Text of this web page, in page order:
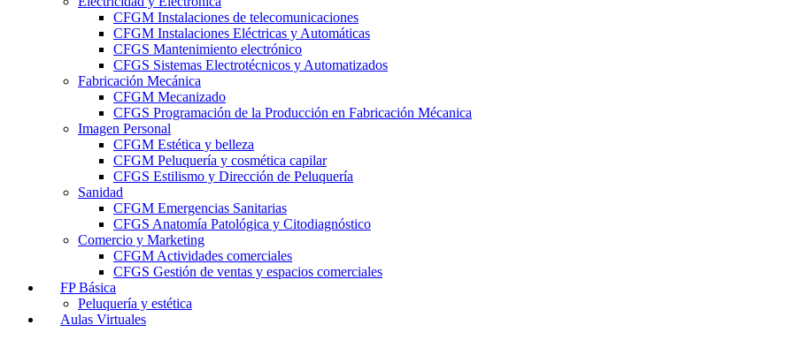
CFGM Instalaciones de telecomunicaciones
CFGM Instalaciones Eléctricas y Automáticas
CFGS Mantenimiento electrónico
CFGS Sistemas Electrotécnicos y Automatizados
Fabricación Mecánica
CFGM Mecanizado
CFGS Programación de la Producción en Fabricación Mécanica
Imagen Personal
CFGM Estética y belleza
CFGM Peluquería y cosmética capilar
CFGS Estilismo y Dirección de Peluquería
Sanidad
CFGM Emergencias Sanitarias
CFGS Anatomía Patológica y Citodiagnóstico
Comercio y Marketing
CFGM Actividades comerciales
CFGS Gestión de ventas y espacios comerciales
FP Básica
Peluquería y estética
Aulas Virtuales